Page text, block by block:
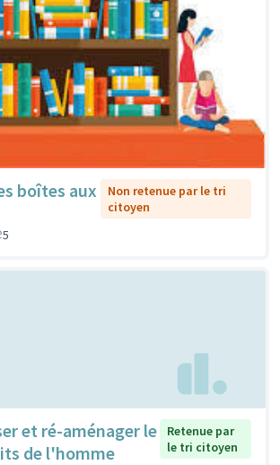
boîtes aux
Non retenue par le tri
citoyen
5
et ré-aménager le
de l'homme
Retenue par
le tri citoyen